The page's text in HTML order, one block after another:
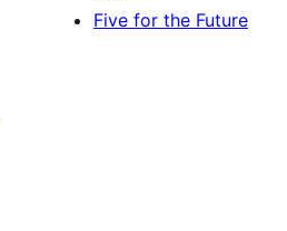
Five for the Future